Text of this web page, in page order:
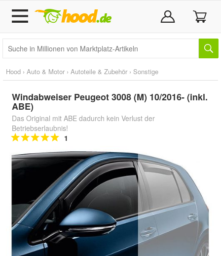
Hood › Auto & Motor › Autoteile & Zubehör › Sonstige
Windabweiser Peugeot 3008 (M) 10/2016- (inkl.
ABE)
Das Original mit ABE dadurch kein Verlust der
Betriebserlaubnis!
1